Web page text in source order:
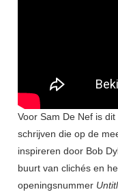
Voor Sam De Nef is
schrijven die op de
inspireren door Bob
buurt van clichés en
openingsnummer